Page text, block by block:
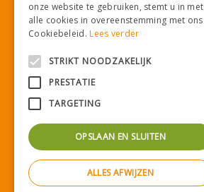
Betaalinformatie
Privacy policy
onze website te gebruiken, stemt u in met
alle cookies in overeenstemming met ons
Cookiebeleid.Lees verder
STRIKT NOODZAKELIJK
PRESTATIE
TARGETING
OPSLAAN EN SLUITEN
ALLES AFWIJZEN